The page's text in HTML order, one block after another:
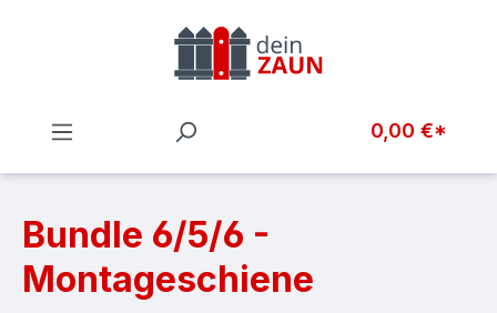
Zum Hauptinhalt springen
0,00 €*
Bundle 6/5/6 -
Montageschiene